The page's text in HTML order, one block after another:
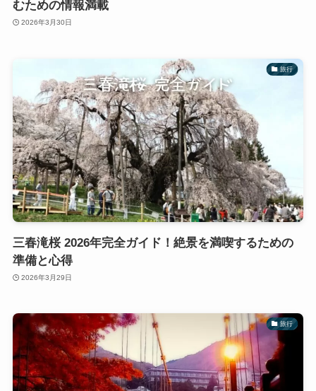
むための情報満載
2026年3月30日
旅行
三春滝桜 2026年完全ガイド！絶景を満喫するための
準備と心得
2026年3月29日
旅行